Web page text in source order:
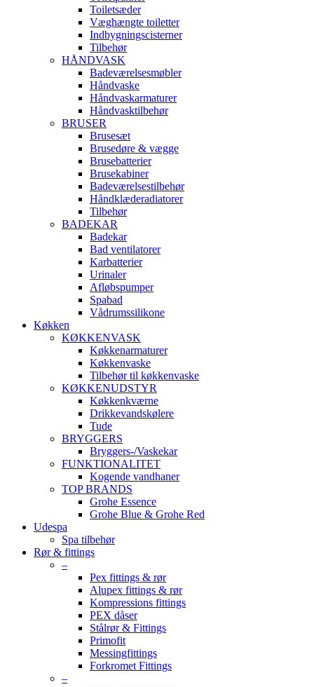
Toiletsæder
Væghængte toiletter
Indbygningscisterner
Tilbehør
HÅNDVASK
Badeværelsesmøbler
Håndvaske
Håndvaskarmaturer
Håndvasktilbehør
BRUSER
Brusesæt
Brusedøre & vægge
Brusebatterier
Brusekabiner
Badeværelsestilbehør
Håndklæderadiatorer
Tilbehør
BADEKAR
Badekar
Bad ventilatorer
Karbatterier
Urinaler
Afløbspumper
Spabad
Vådrumssilikone
Køkken
KØKKENVASK
Køkkenarmaturer
Køkkenvaske
Tilbehør til køkkenvaske
KØKKENUDSTYR
Køkkenkværne
Drikkevandskølere
Tude
BRYGGERS
Bryggers-/Vaskekar
FUNKTIONALITET
Kogende vandhaner
TOP BRANDS
Grohe Essence
Grohe Blue & Grohe Red
Udespa
Spa tilbehør
Rør & fittings
–
Pex fittings & rør
Alupex fittings & rør
Kompressions fittings
PEX dåser
Stålrør & Fittings
Primofit
Messingfittings
Forkromet Fittings
–